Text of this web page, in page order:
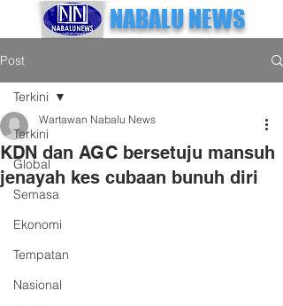
NABALU NEWS
Post
Terkini
Global
Semasa
Ekonomi
Tempatan
Nasional
Terkini
KDN dan AGC bersetuju mansuh
jenayah kes cubaan bunuh diri
Wartawan Nabalu News